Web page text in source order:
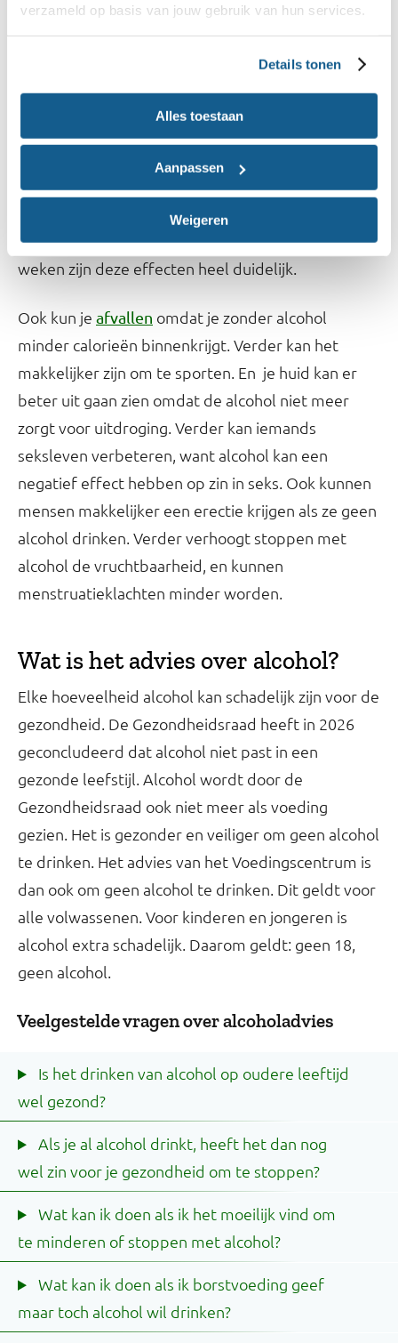
verzameld op basis van jouw gebruik van hun services.
Details tonen
Alles toestaan
Aanpassen
Weigeren
met alcohol?
Als je stopt met alcohol drinken, herstelt je lever
en de rest van je lichaam omdat je geen giftige stof
minder makkelijk in slaap, maar daarna zorgt het
juist dat je langer en beter slaapt. Je voelt je
vervolgens fitter, vrolijker, helderder, je kunt beter
onthouden en je weerstand wordt beter. Na 4 tot 6
weken zijn deze effecten heel duidelijk.
Ook kun je afvallen omdat je zonder alcohol
minder calorieën binnenkrijgt. Verder kan het
makkelijker zijn om te sporten. En je huid kan er
beter uit gaan zien omdat de alcohol niet meer
zorgt voor uitdroging. Verder kan iemands
seksleven verbeteren, want alcohol kan een
negatief effect hebben op zin in seks. Ook kunnen
mensen makkelijker een erectie krijgen als ze geen
alcohol drinken. Verder verhoogt stoppen met
alcohol de vruchtbaarheid, en kunnen
menstruatieklachten minder worden.
Wat is het advies over alcohol?
Elke hoeveelheid alcohol kan schadelijk zijn voor de
gezondheid. De Gezondheidsraad heeft in 2026
geconcludeerd dat alcohol niet past in een
gezonde leefstijl. Alcohol wordt door de
Gezondheidsraad ook niet meer als voeding
gezien. Het is gezonder en veiliger om geen alcohol
te drinken. Het advies van het Voedingscentrum is
dan ook om geen alcohol te drinken. Dit geldt voor
alle volwassenen. Voor kinderen en jongeren is
alcohol extra schadelijk. Daarom geldt: geen 18,
geen alcohol.
Veelgestelde vragen over alcoholadvies
Is het drinken van alcohol op oudere leeftijd
wel gezond?
Als je al alcohol drinkt, heeft het dan nog
wel zin voor je gezondheid om te stoppen?
Wat kan ik doen als ik het moeilijk vind om
te minderen of stoppen met alcohol?
Wat kan ik doen als ik borstvoeding geef
maar toch alcohol wil drinken?